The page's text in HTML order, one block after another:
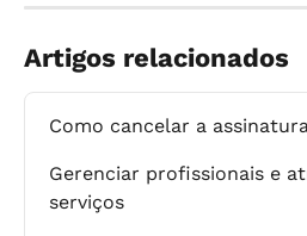
Artigos relacionados
Como cancelar a
Gerenciar profissionais e
serviços